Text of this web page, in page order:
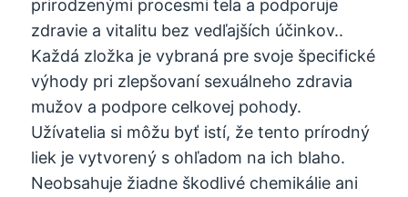
prirodzenými procesmi tela a podporuje
zdravie a vitalitu bez vedľajších účinkov..
Každá zložka je vybraná pre svoje špecifické
výhody pri zlepšovaní sexuálneho zdravia
mužov a podpore celkovej pohody.
Užívatelia si môžu byť istí, že tento prírodný
liek je vytvorený s ohľadom na ich blaho.
Neobsahuje žiadne škodlivé chemikálie ani